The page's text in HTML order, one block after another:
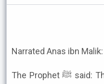
Narrated Anas ibn Malik:
The Prophet ﷺ said: That I sit in the company of